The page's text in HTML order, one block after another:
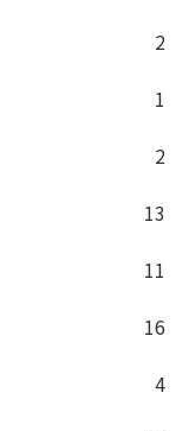
2
1
2
13
11
16
4